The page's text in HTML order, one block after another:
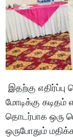
இதற்கு எதிர்ப்பு
மோடிக்கு கடிதம்
தொடர்பாக ஒரு
ஒருபோதும்